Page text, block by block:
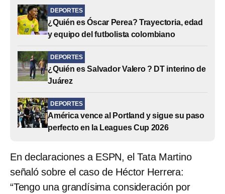
DEPORTES
¿Quién es Óscar Perea? Trayectoria, edad
y equipo del futbolista colombiano
DEPORTES
¿Quién es Salvador Valero ? DT interino de
Juárez
DEPORTES
América vence al Portland y sigue su paso
perfecto en la Leagues Cup 2026
En declaraciones a ESPN, el Tata Martino
señaló sobre el caso de Héctor Herrera:
“Tengo una grandísima consideración por